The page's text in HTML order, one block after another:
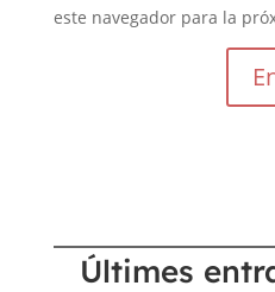
este navegador para la
Últimes